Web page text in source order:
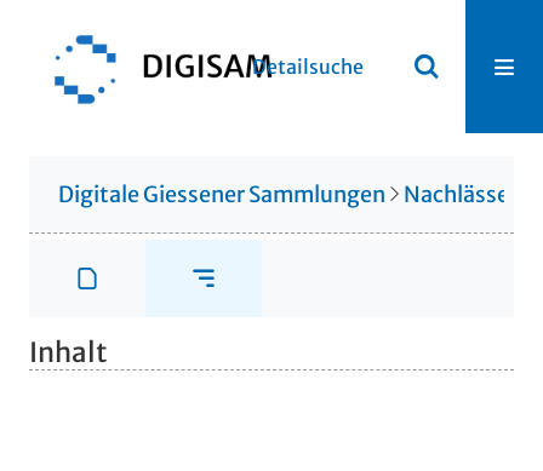
Detailsuche
Digitale Giessener Sammlungen Nachlässe
Inhalt